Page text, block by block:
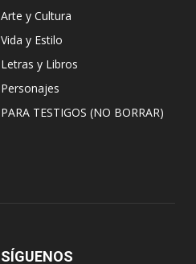
Arte y Cultura
Vida y Estilo
Letras y Libros
Personajes
PARA TESTIGOS (NO BORRAR)
SÍGUENOS